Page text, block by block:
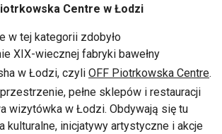
Centre w Łodzi
w tej kategorii zdobyło
XIX-wiecznej fabryki bawełny
w Łodzi, czyli OFF Piotrkowska Centre.
pełne sklepów i restauracji
wizytówka w Łodzi. Obdywają się tu
kulturalne, inicjatywy artystyczne i akcje